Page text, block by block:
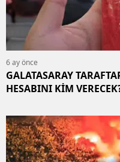
6 ay önce
GALATASARAY
HESABINI KİM